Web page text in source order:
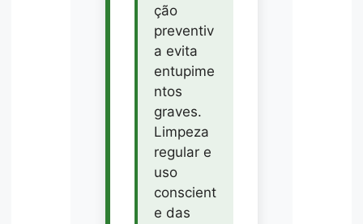
ção
preventiv
a evita
entupime
ntos
graves.
Limpeza
regular e
uso
conscient
e das